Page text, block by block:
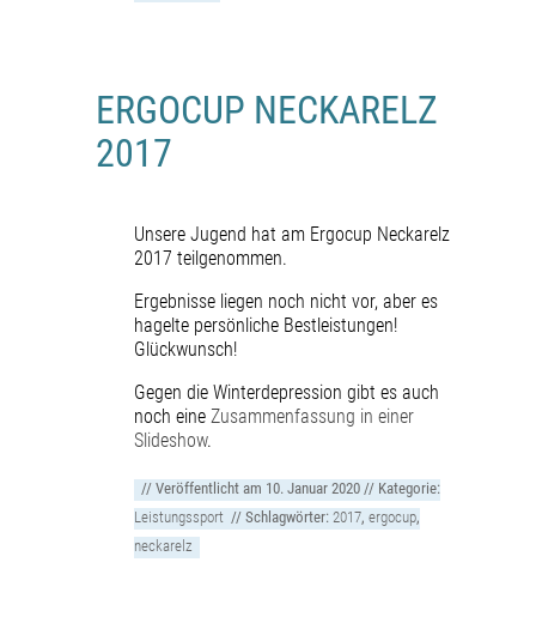
ERGOCUP NECKARELZ
2017
Unsere Jugend hat am Ergocup Neckarelz
2017 teilgenommen.
Ergebnisse liegen noch nicht vor, aber es
hagelte persönliche Bestleistungen!
Glückwunsch!
Gegen die Winterdepression gibt es auch
noch eine Zusammenfassung in einer
Slideshow.
// Veröffentlicht am 10. Januar 2020 // Kategorie:
Leistungssport // Schlagwörter: 2017, ergocup,
neckarelz